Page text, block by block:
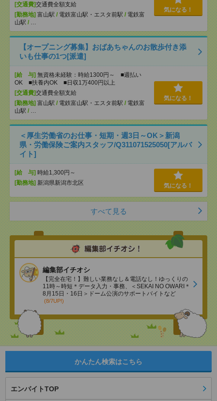
[交通費]交通費全額支給
[勤務地] 富山駅 / 電鉄富山駅・エスタ前駅 / 電鉄富
山駅 / …
気になる！
【オープニング募集】おばあちゃんのお散歩付き添
いも仕事の1つ[派遣]
[給 与] 無資格未経験：時給1300円～ ■週払い
OK ■扶養内OK ■日収1万400円以上
[交通費]交通費全額支給
[勤務地] 富山駅 / 電鉄富山駅・エスタ前駅 / 電鉄富
山駅 / …
気になる！
＜厚生労働省のお仕事・短期・週3日～OK＞新潟
県・労働保険ご案内スタッフ/Q311071525050[アルバ
イト]
[給 与] 時給1,300円～
[勤務地] 新潟県新潟市北区 気になる！
すべて見る
編集部イチオシ
【完全在宅！】難しい業務なし＆電話なし！ゆっくりの
11時～時短＊データ入力・事務、＜SEKAI NO OWARI＊
8月15日・16日＞ドーム公演のサポートバイトなど
(8/7UP!)
かんたん検索はこちら
エンバイトTOP